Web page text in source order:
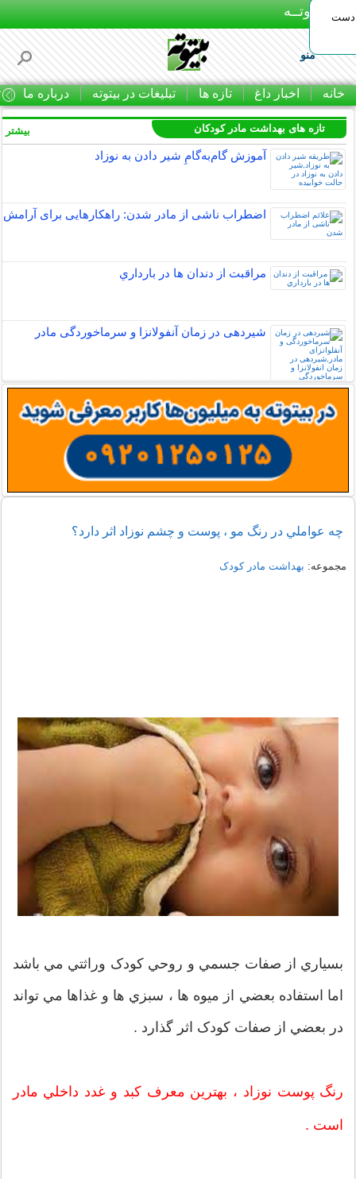
بـیتوتــه
منو
خانه اخبار داغ تازه ها تبلیغات در بیتوته درباره ما
دست
تازه های بهداشت مادر کودکان
آموزش گام‌به‌گامِ شیر دادن به نوزاد
اضطراب ناشی از مادر شدن: راهکارهایی برای آرامش
مراقبت از دندان‌ ها در بارداري
شیردهی در زمان آنفولانزا و سرماخوردگی مادر
بیشتر
چه عواملي در رنگ مو ، پوست و چشم نوزاد اثر دارد؟
مجموعه: بهداشت مادر کودک
بسياري از صفات جسمي و روحي کودک وراثتي مي باشد
اما استفاده بعضي از ميوه ها ، سبزي ها و غذاها مي تواند
در بعضي از صفات کودک اثر گذارد .
رنگ پوست نوزاد ، بهترين معرف کبد و غدد داخلي مادر
است .